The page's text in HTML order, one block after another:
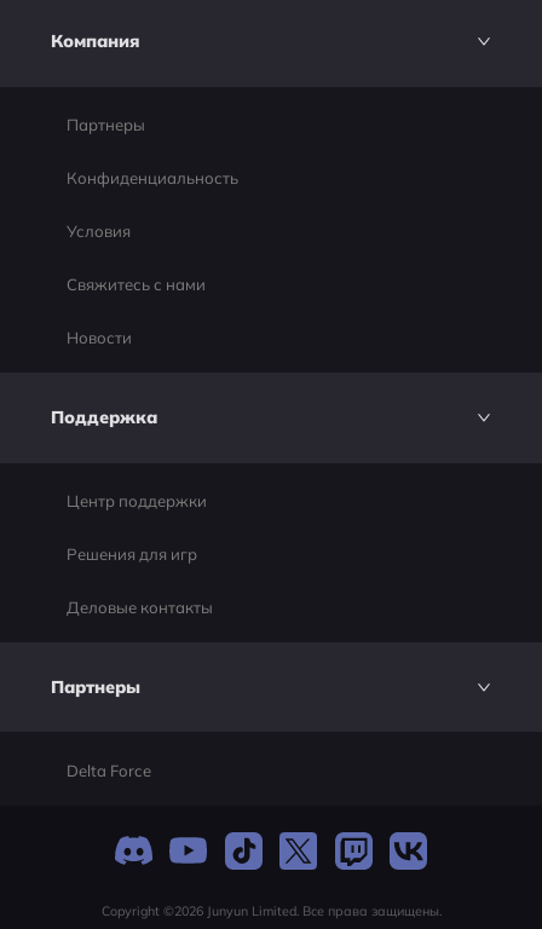
Компания
Партнеры
Конфиденциальность
Условия
Свяжитесь с нами
Новости
Поддержка
Центр поддержки
Решения для игр
Деловые контакты
Партнеры
Delta Force
Copyright ©2026 Junyun Limited. Все права защищены.